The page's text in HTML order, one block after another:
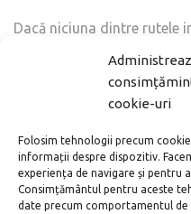
cookie-uri
Folosim tehnologii precum
informații despre dispozitiv.
experiența de navigare și pentru
Consimțământul pentru aceste
date precum comportamentul de
Dacă niciuna dintre rutele
aeroport la gara principală
Intermodal) și să luați de
situată pe Plaza de
numărul 1 de la aeroport.
autobuzelor și a trenurilor
site-ultib.org. Gara este